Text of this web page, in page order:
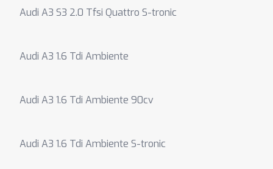
Audi A3 S3 2.0 Tfsi Quattro S-tronic
Audi A3 1.6 Tdi Ambiente
Audi A3 1.6 Tdi Ambiente 90cv
Audi A3 1.6 Tdi Ambiente S-tronic